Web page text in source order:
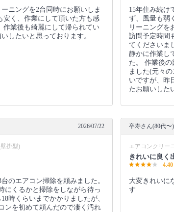
ニングを2台同時にお願いしま
安く、作業にして頂いた方も感
作業後も綺麗にして帰られてい
したいと思っております。
15年住み続け
ず、風量も弱
リーニングを
訪問予定時間
てくださいま
静かに作業し
た。 作業後
ました(元々
いですが、昨
たお願いした
2026/07/22
掛型)
のエアコン掃除を頼みました。
にくるかと掃除をしながら待っ
時くらいまでかかりましたが、
ンを初めて頼んだので凄く汚れ
卒寿さん(80代〜)
エアコンクリー
きれいに良く
4.40
大変きれいに
す